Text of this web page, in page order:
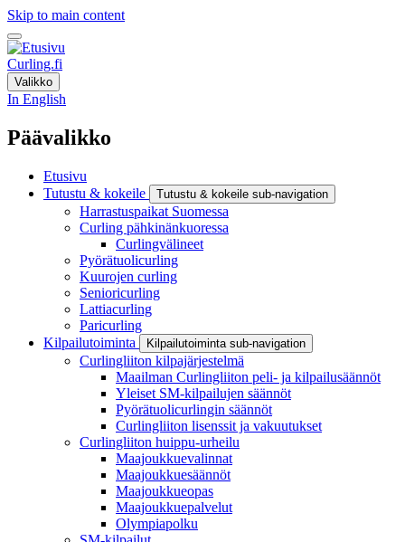
Skip to main content
Curling.fi
Valikko
In English
Päävalikko
Etusivu
Tutustu & kokeile
Tutustu & kokeile sub-navigation
Harrastuspaikat Suomessa
Curling pähkinänkuoressa
Curlingvälineet
Pyörätuolicurling
Kuurojen curling
Senioricurling
Lattiacurling
Paricurling
Kilpailutoiminta
Kilpailutoiminta sub-navigation
Curlingliiton kilpajärjestelmä
Maailman Curlingliiton peli- ja kilpailusäännöt
Yleiset SM-kilpailujen säännöt
Pyörätuolicurlingin säännöt
Curlingliiton lisenssit ja vakuutukset
Curlingliiton huippu-urheilu
Maajoukkuevalinnat
Maajoukkuesäännöt
Maajoukkueopas
Maajoukkuepalvelut
Olympiapolku